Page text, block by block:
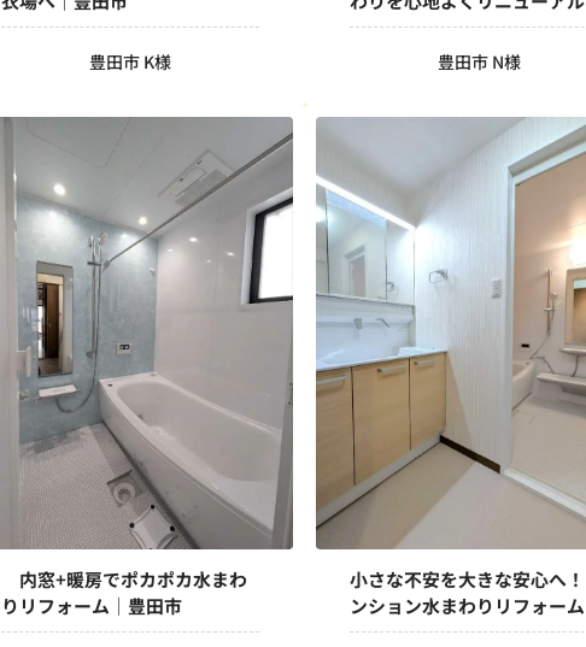
豊田市 K様
豊田市
豊田市 N様
内窓+暖房でポカポカ水まわ
りリフォーム｜豊田市
小さな不安を大きな安心へ
ンション水まわりリフォー
豊田市